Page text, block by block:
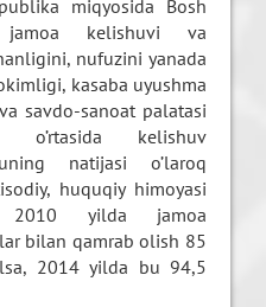
miqyosida Bosh
jamoa kelishuvi va
nufuzini yanada
kasaba uyushma
savdo-sanoat palatasi
o’rtasida kelishuv
natijasi o’laroq
huquqiy himoyasi
2010 yilda jamoa
bilan qamrab olish 85
2014 yilda bu 94,5